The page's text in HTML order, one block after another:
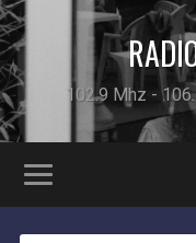
102.9 Mhz -